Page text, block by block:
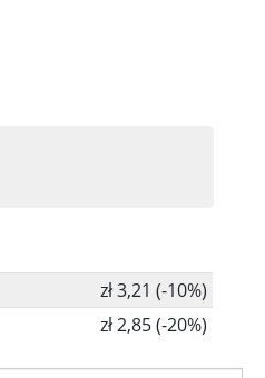
zł 3,21 (-10%)
zł 2,85 (-20%)